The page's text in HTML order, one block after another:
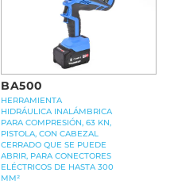
BA500
HERRAMIENTA
HIDRÁULICA INALÁMBRICA
PARA COMPRESIÓN, 63 KN,
PISTOLA, CON CABEZAL
CERRADO QUE SE PUEDE
ABRIR, PARA CONECTORES
ELÉCTRICOS DE HASTA 300
MM²